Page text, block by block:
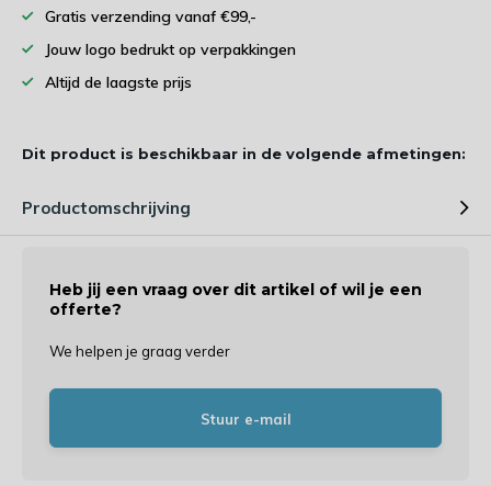
Gratis verzending vanaf €99,-
Jouw logo bedrukt op verpakkingen
Altijd de laagste prijs
Dit product is beschikbaar in de volgende afmetingen:
Productomschrijving
Heb jij een vraag over dit artikel of wil je een
offerte?
We helpen je graag verder
Stuur e-mail